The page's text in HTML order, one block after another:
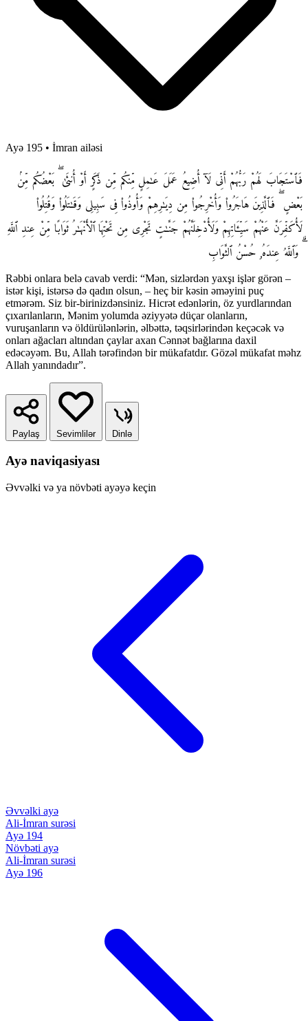
Ayə 195 • İmran ailəsi
فَٱسْتَجَابَ لَهُمْ رَبُّهُمْ أَنِّى لَآ أُضِيعُ عَمَلَ عَـٰمِلٍ مِّنكُم مِّن ذَكَرٍ أَوْ أُنثَىٰ ۖ بَعْضُكُم مِّنۢ
بَعْضٍ ۖ فَٱلَّذِينَ هَاجَرُوا۟ وَأُخْرِجُوا۟ مِن دِيَـٰرِهِمْ وَأُوذُوا۟ فِى سَبِيلِى وَقَـٰتَلُوا۟ وَقُتِلُوا۟
لَأُكَفِّرَنَّ عَنْهُمْ سَيِّـَٔاتِهِمْ وَلَأُدْخِلَنَّهُمْ جَنَّـٰتٍ تَجْرِى مِن تَحْتِهَا ٱلْأَنْهَـٰرُ ثَوَابًا مِّنْ عِندِ ٱللَّهِ
ۗ وَٱللَّهُ عِندَهُۥ حُسْنُ ٱلثَّوَابِ
Rəbbi onlara belə cavab verdi: “Mən, sizlərdən yaxşı işlər görən –
istər kişi, istərsə də qadın olsun, – heç bir kəsin əməyini puç
etmərəm. Siz bir-birinizdənsiniz. Hicrət edənlərin, öz yurdlarından
çıxarılanların, Mənim yolumda əziyyətə düçar olanların,
vuruşanların və öldürülənlərin, əlbəttə, təqsirlərindən keçəcək və
onları ağacları altından çaylar axan Cənnət bağlarına daxil
edəcəyəm. Bu, Allah tərəfindən bir mükafatdır. Gözəl mükafat məhz
Allah yanındadır”.
Paylaş Sevimlilər Dinlə
Ayə naviqasiyası
Əvvəlki və ya növbəti ayəyə keçin
Əvvəlki ayə
Ali-İmran surəsi
Ayə 194
Növbəti ayə
Ali-İmran surəsi
Ayə 196